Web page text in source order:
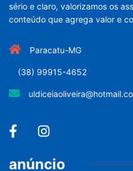
sério e claro, valorizamos os
conteúdo que agrega valor e
Paracatu-MG
(38) 99915-4652
anúncio